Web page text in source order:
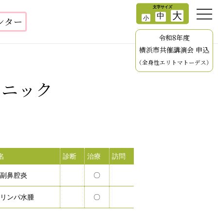
ター
令和8年度
横浜市共催講演会 申込
（全身性エリトマトーデス）
ック
診断 治療 訪問
鼻腔炎 〇
ンパ水腫 〇